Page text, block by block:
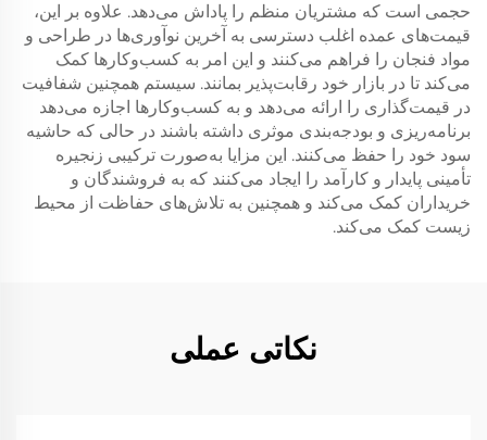
حجمی است که مشتریان منظم را پاداش می‌دهد. علاوه بر این،
قیمت‌های عمده اغلب دسترسی به آخرین نوآوری‌ها در طراحی و
مواد فنجان را فراهم می‌کنند و این امر به کسب‌وکارها کمک
می‌کند تا در بازار خود رقابت‌پذیر بمانند. سیستم همچنین شفافیت
در قیمت‌گذاری را ارائه می‌دهد و به کسب‌وکارها اجازه می‌دهد
برنامه‌ریزی و بودجه‌بندی موثری داشته باشند در حالی که حاشیه
سود خود را حفظ می‌کنند. این مزایا به‌صورت ترکیبی زنجیره
تأمینی پایدار و کارآمد را ایجاد می‌کنند که به فروشندگان و
خریداران کمک می‌کند و همچنین به تلاش‌های حفاظت از محیط
زیست کمک می‌کند.
نکاتی عملی